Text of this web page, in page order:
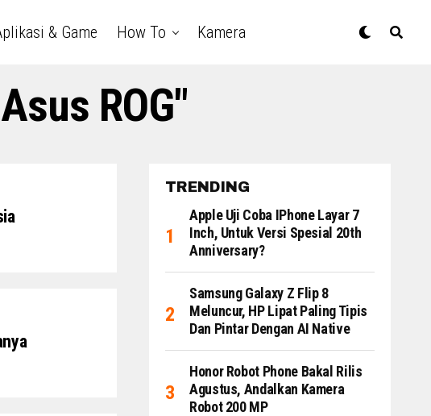
& Game How To Kamera
ROG"
TRENDING
Apple Uji Coba IPhone Layar 7
Inch, Untuk Versi Spesial 20th
Anniversary?
Samsung Galaxy Z Flip 8
Meluncur, HP Lipat Paling Tipis
Dan Pintar Dengan AI Native
Honor Robot Phone Bakal Rilis
Agustus, Andalkan Kamera
Robot 200 MP